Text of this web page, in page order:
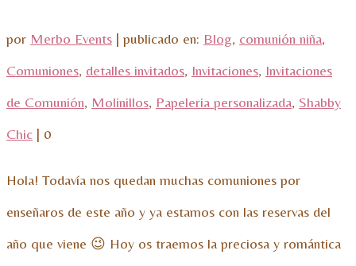
por Merbo Events | publicado en: Blog, comunión niña,
Comuniones, detalles invitados, Invitaciones, Invitaciones
de Comunión, Molinillos, Papeleria personalizada, Shabby
Chic | 0
Hola! Todavía nos quedan muchas comuniones por
enseñaros de este año y ya estamos con las reservas del
año que viene 😉 Hoy os traemos la preciosa y romántica